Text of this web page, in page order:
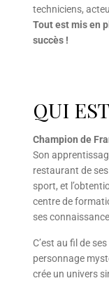
techniciens,
Tout est mis en
succès !
QUI
Champion de
Son
restaurant de
sport, et
centre de
ses
C’est au fil de
personnage
crée un univers